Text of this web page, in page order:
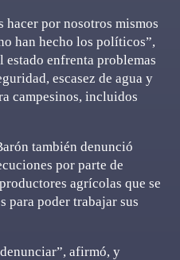
hacer por nosotros mismos
han hecho los políticos”,
enfrenta problemas
escasez de agua y
campesinos, incluidos
también denunció
por parte de
agrícolas que se
para poder trabajar sus
afirmó, y